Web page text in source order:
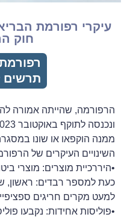
חוק
תרשים
ממנה הוקפאו או שונו
השינויים העיקרים של
•היררכיית מוצרים: מוצרי
כעת למספר רבדים: ראשון,
למעט מקרים חריגים
•פוליסות אחידות: נקבעו